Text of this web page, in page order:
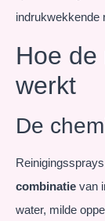
indrukwekkende
Hoe
werkt
De
combinatie van
water, milde